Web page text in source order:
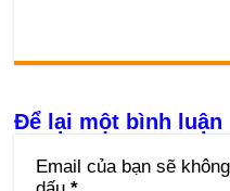
Để lại một bình luận
Email của bạn sẽ